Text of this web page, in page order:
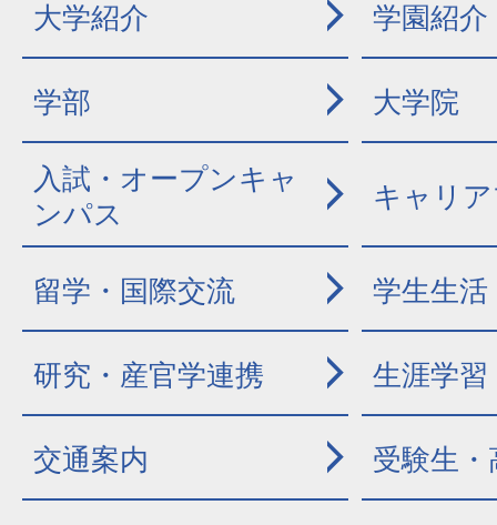
大学紹介 学園紹介
学部 大学院
入試・オープンキャ
ンパス
キャリ
留学・国際交流 学生生活
研究・産官学連携 生涯学習
交通案内 受験生